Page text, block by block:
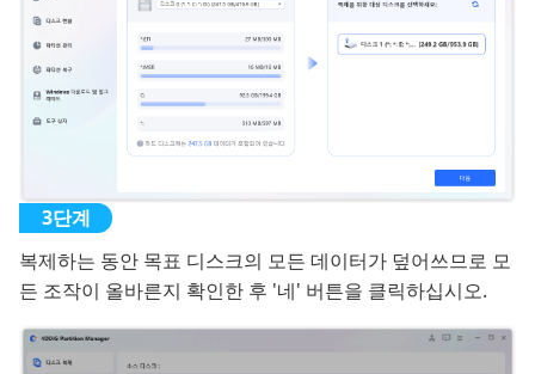
복제하는 동안 목표 디스크의 모든 데이터가 덮어쓰므로 모
든 조작이 올바른지 확인한 후 '네' 버튼을 클릭하십시오.